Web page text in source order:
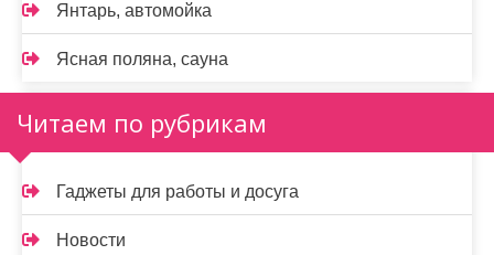
Янтарь, автомойка
Ясная поляна, сауна
Читаем по рубрикам
Гаджеты для работы и досуга
Новости